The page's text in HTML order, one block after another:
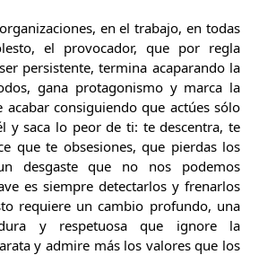
en el trabajo, en todas
el provocador, que por regla
persistente, termina acaparando la
gana protagonismo y marca la
acabar consiguiendo que actúes sólo
y saca lo peor de ti: te descentra, te
que te obsesiones, que pierdas los
desgaste que no nos podemos
es siempre detectarlos y frenarlos
requiere un cambio profundo, una
y respetuosa que ignore la
y admire más los valores que los